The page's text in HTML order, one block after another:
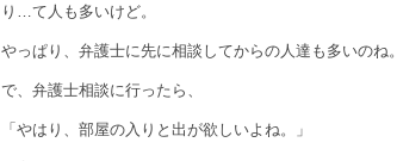
り…て人も多いけど。
やっぱり、弁護士に先に相談してからの人達も多いのね。
で、弁護士相談に行ったら、
「やはり、部屋の入りと出が欲しいよね。」